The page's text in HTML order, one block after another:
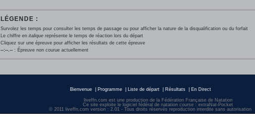
LÉGENDE :
Survolez les temps pour consulter les temps de passage ou pour afficher la nature de la disqualification ou du forfait
Le chiffre en italiquereprésente le temps de réaction lors du départ
Cliquez sur une épreuve pour afficher les résultats de cette épreuve
--:--.--: Épreuve non courue actuellement
Bienvenue Programme Liste de départ Résultats En Direct
liveffn.com est une production de la Fédération Française de Natation
Ce site exploite le logiciel fédéral de natation course : extraNat-Pocket
© 2011 liveffn.com version : 2.01 - Tous droits réservés reproduction interdite sans autorisation